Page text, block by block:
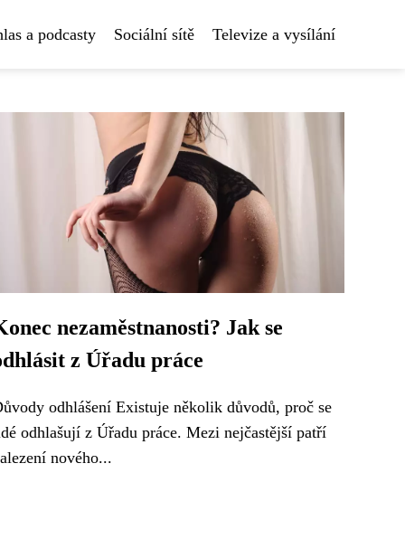
a podcasty Sociální sítě Televize a vysílání
nezaměstnanosti? Jak se
z Úřadu práce
odhlášení Existuje několik důvodů, proč se
odhlašují z Úřadu práce. Mezi nejčastější patří
nového...